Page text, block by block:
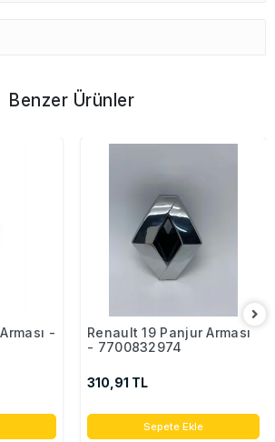
Benzer Ürünler
-
Renault 19 Panjur Arması
- 7700832974
310,91 TL
Sepete Ekle